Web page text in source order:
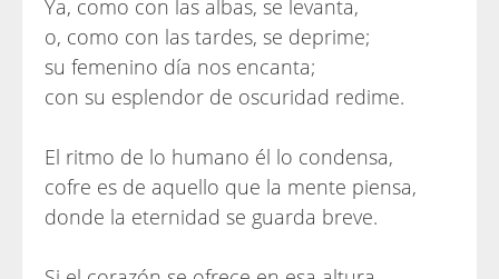
Ya, como con las albas, se levanta,
o, como con las tardes, se deprime;
su femenino día nos encanta;
con su esplendor de oscuridad redime.
El ritmo de lo humano él lo condensa,
cofre es de aquello que la mente piensa,
donde la eternidad se guarda breve.